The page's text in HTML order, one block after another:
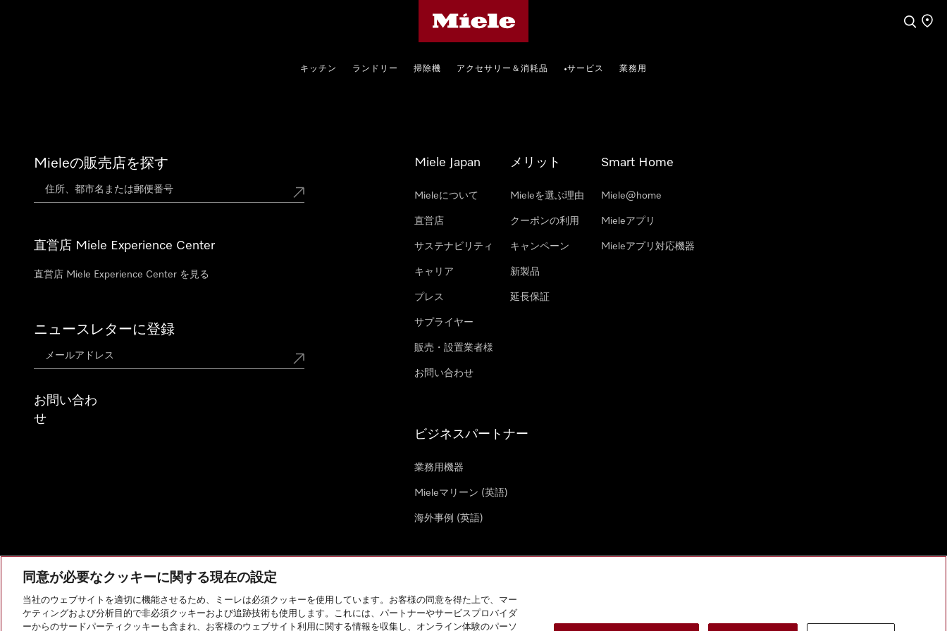
検索 店舗
キッチン ランドリー 掃除機 アクセサリー＆消耗品 •サービス 業務用
Mieleの販売店を探す
直営店 Miele Experience Center
直営店 Miele Experience Center を見る
ニュースレターに登録
お問い合わ
せ
Miele Japan
Mieleについて
直営店
サステナビリティ
キャリア
プレス
サプライヤー
販売・設置業者様
お問い合わせ
メリット
Mieleを選ぶ理由
クーポンの利用
キャンペーン
新製品
延長保証
Smart Home
Miele@home
Mieleアプリ
Mieleアプリ対応機器
ビジネスパートナー
業務用機器
Mieleマリーン (英語)
海外事例 (英語)
会社概要 法的通知 個人情報保護方針 利用規約
クッキー設定
同意が必要なクッキーに関する現在の設定
当社のウェブサイトを適切に機能させるため、ミーレは必須クッキーを使用しています。お客様の同意を得た上で、マー
ケティングおよび分析目的で非必須クッキーおよび追跡技術も使用します。これには、パートナーやサービスプロバイダ
ーからのサードパーティクッキーも含まれ、お客様のウェブサイト利用に関する情報を収集し、オンライン体験のパーソ